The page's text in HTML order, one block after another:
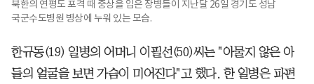
북한의 연평도 포격 때 중상을 입은 장병들이 지난달 26일 경기도 성남
국군수도병원 병상에 누워 있는 모습.
한규동(19) 일병의 어머니 이필선(50)씨는 "아물지 않은 아
들의 얼굴을 보면 가슴이 미어진다"고 했다. 한 일병은 파편